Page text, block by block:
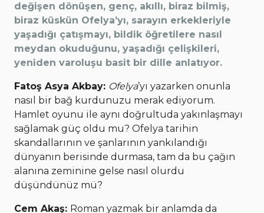
değişen dönüşen, genç, akıllı, biraz bilmiş,
biraz küskün Ofelya’yı, sarayın erkekleriyle
yaşadığı çatışmayı, bildik öğretilere nasıl
meydan okuduğunu, yaşadığı çelişkileri,
yeniden varoluşu basit bir dille anlatıyor.
Fatoş Asya Akbay: Ofelya’yı yazarken onunla
nasıl bir bağ kurdunuzu merak ediyorum.
Hamlet oyunu ile aynı doğrultuda yakınlaşmayı
sağlamak güç oldu mu? Ofelya tarihin
skandallarının ve şanlarının yankılandığı
dünyanın berisinde durmasa, tam da bu çağın
alanına zeminine gelse nasıl olurdu
düşündünüz mü?
Cem Akaş: Roman yazmak bir anlamda da